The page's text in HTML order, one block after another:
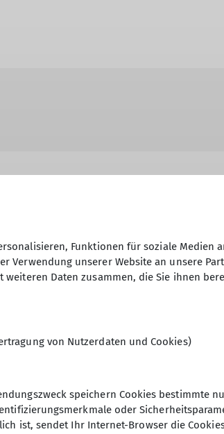
meine in das Kontaktformular
genutzt werden. Mir ist bekannt,
Funktionen für soziale Medien
Verwendung unserer Website an unsere
Daten zusammen, die Sie ihnen
von Nutzerdaten und Cookies)
speichern Cookies bestimmte
oder
ist, sendet Ihr Internet-Browser die